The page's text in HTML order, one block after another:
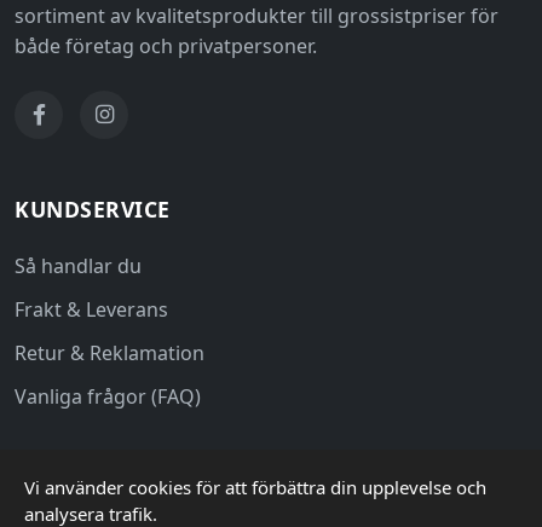
sortiment av kvalitetsprodukter till grossistpriser för
både företag och privatpersoner.
KUNDSERVICE
Så handlar du
Frakt & Leverans
Retur & Reklamation
Vanliga frågor (FAQ)
INFORMATION
Vi använder cookies för att förbättra din upplevelse och
analysera trafik.